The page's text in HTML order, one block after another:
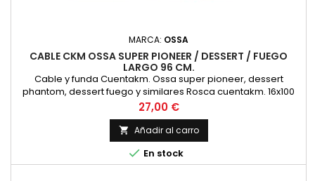
MARCA: OSSA
CABLE CKM OSSA SUPER PIONEER / DESSERT / FUEGO
LARGO 96 CM.
Cable y funda Cuentakm. Ossa super pioneer, dessert
phantom, dessert fuego y similares Rosca cuentakm. 16x100
Rosca reenvío 12x100 Cuadradillos 2.7 m/m
Precio
27,00 €
 Añadir al carro
 En stock